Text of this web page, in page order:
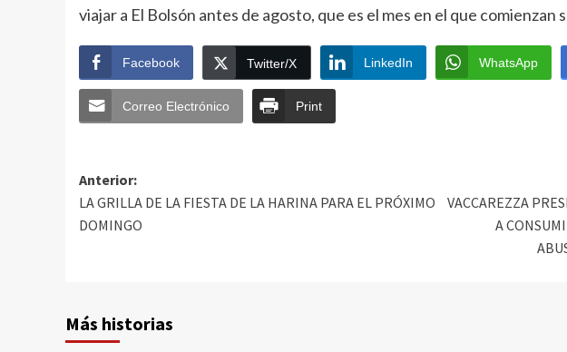
viajar a El Bolsón antes de agosto, que es el mes en el que
Facebook Twitter/X LinkedIn WhatsApp
Correo Electrónico Print
Anterior:
LA GRILLA DE LA FIESTA DE LA HARINA PARA EL PRÓXIMO
DOMINGO
VACCAREZZA
A
Más historias